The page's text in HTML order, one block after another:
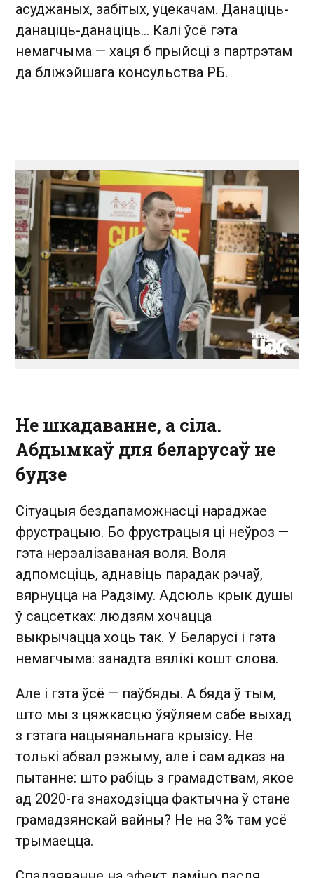
асуджаных, забітых, уцекачам. Данаціць-
данаціць-данаціць... Калі ўсё гэта
немагчыма — хаця б прыйсці з партрэтам
да бліжэйшага консульства РБ.
Не шкадаванне, а сіла.
Абдымкаў для беларусаў не
будзе
Сітуацыя бездапаможнасці нараджае
фрустрацыю. Бо фрустрацыя ці неўроз —
гэта нерэалізаваная воля. Воля
адпомсціць, аднавіць парадак рэчаў,
вярнуцца на Радзіму. Адсюль крык душы
ў сацсетках: людзям хочацца
выкрычацца хоць так. У Беларусі і гэта
немагчыма: занадта вялікі кошт слова.
Але і гэта ўсё — паўбяды. А бяда ў тым,
што мы з цяжкасцю ўяўляем сабе выхад
з гэтага нацыянальнага крызісу. Не
толькі абвал рэжыму, але і сам адказ на
пытанне: што рабіць з грамадствам, якое
ад 2020-га знаходзіцца фактычна ў стане
грамадзянскай вайны? Не на 3% там усё
трымаецца.